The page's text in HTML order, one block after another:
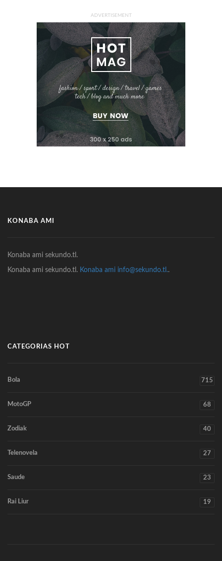
ADVERTISEMENT
KONABA AMI
Konaba ami sekundo.tl.
Konaba ami sekundo.tl. Konaba ami info@sekundo.tl..
CATEGORIAS HOT
Bola 715
MotoGP 68
Zodiak 40
Telenovela 27
Saude 23
Rai Liur 19